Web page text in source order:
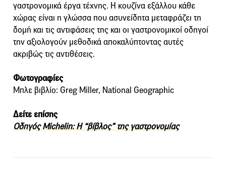
γαστρονομικά έργα τέχνης. Η κουζίνα εξάλλου κάθε
χώρας είναι η γλώσσα που ασυνείδητα μεταφράζει τη
δομή και τις αντιφάσεις της και οι γαστρονομικοί οδηγοί
την αξιολογούν μεθοδικά αποκαλύπτοντας αυτές
ακριβώς τις αντιθέσεις.
Φωτογραφίες
Μπλε βιβλίο: Greg Miller, National Geographic
Δείτε επίσης
Οδηγός Michelin: Η “βίβλος” της γαστρονομίας